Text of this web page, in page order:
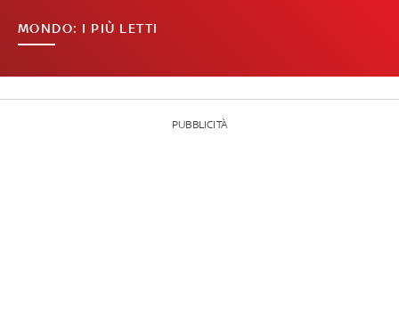
MONDO: I PIÙ LETTI
PUBBLICITÀ